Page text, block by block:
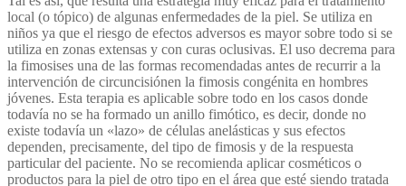
local (o tópico) de algunas enfermedades de la piel. Se utiliza en
niños ya que el riesgo de efectos adversos es mayor sobre todo si se
utiliza en zonas extensas y con curas oclusivas. El uso decrema para
la fimosises una de las formas recomendadas antes de recurrir a la
intervención de circuncisiónen la fimosis congénita en hombres
jóvenes. Esta terapia es aplicable sobre todo en los casos donde
todavía no se ha formado un anillo fimótico, es decir, donde no
existe todavía un «lazo» de células anelásticas y sus efectos
dependen, precisamente, del tipo de fimosis y de la respuesta
particular del paciente. No se recomienda aplicar cosméticos o
productos para la piel de otro tipo en el área que esté siendo tratada